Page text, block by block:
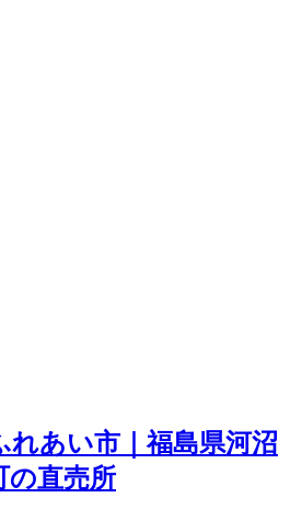
れあい市｜福島県河沼
の直売所